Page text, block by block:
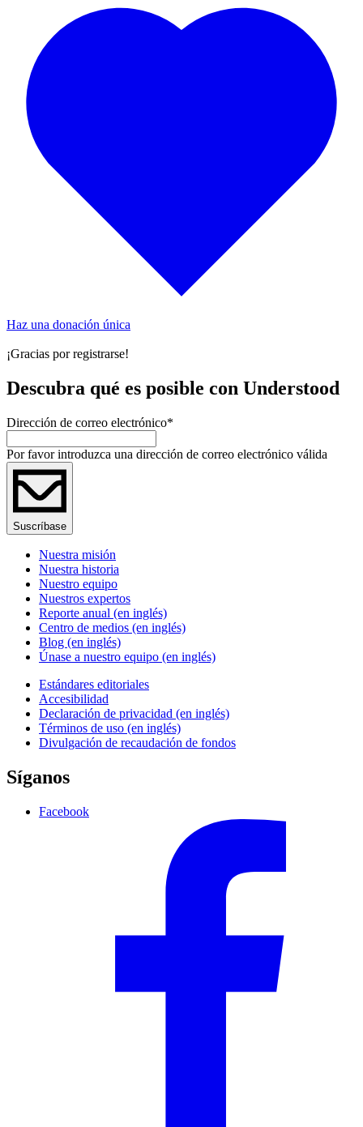
Haz una donación única
¡Gracias por registrarse!
Descubra qué es posible con Understood
Dirección de correo electrónico*
Por favor introduzca una dirección de correo electrónico válida
Suscríbase
Nuestra misión
Nuestra historia
Nuestro equipo
Nuestros expertos
Reporte anual (en inglés)
Centro de medios (en inglés)
Blog (en inglés)
Únase a nuestro equipo (en inglés)
Estándares editoriales
Accesibilidad
Declaración de privacidad (en inglés)
Términos de uso (en inglés)
Divulgación de recaudación de fondos
Síganos
Facebook